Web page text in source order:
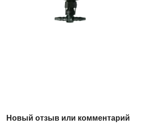
Новый отзыв или комментарий